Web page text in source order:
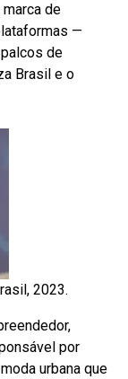
de
—
de
Brasil e o
2023.
por
urbana que